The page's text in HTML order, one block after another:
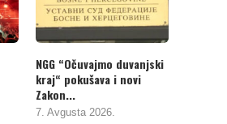
NGG “Očuvajmo duvanjski
kraj“ pokušava i novi
Zakon...
7. Avgusta 2026.